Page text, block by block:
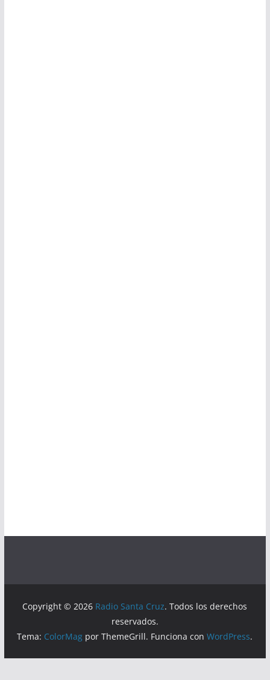
Copyright © 2026 Radio Santa Cruz. Todos los derechos
reservados.
Tema: ColorMag por ThemeGrill. Funciona conWordPress.